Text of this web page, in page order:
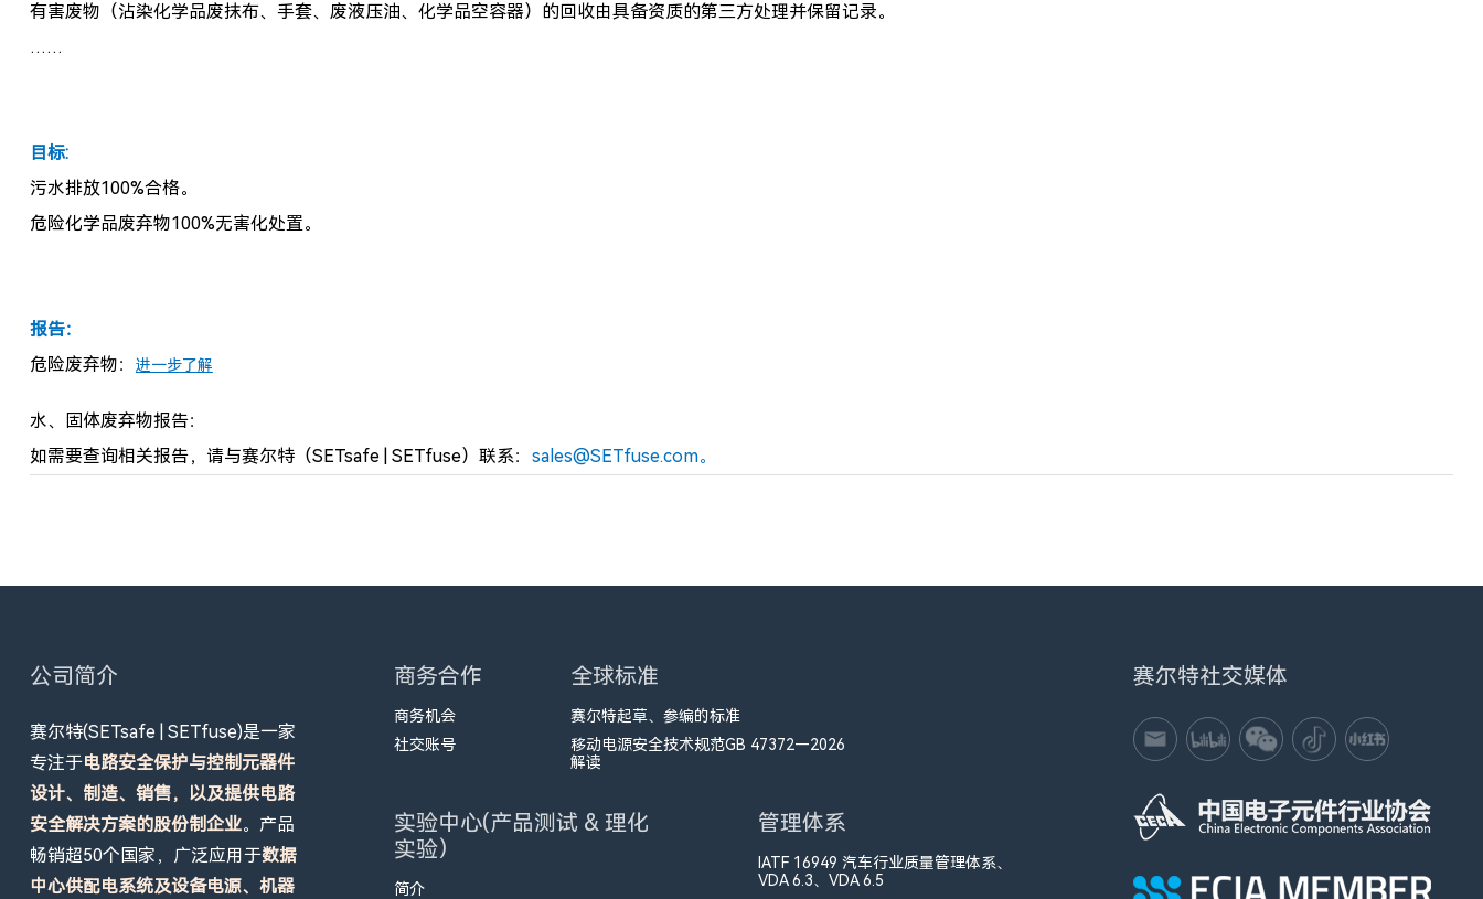
有害废物（沾染化学品废抹布、手套、废液压油、化学品空容器）的回收由具备资质的第三方处理并保留记录。
……
目标:
污水排放100%合格。
危险化学品废弃物100%无害化处置。
报告：
危险废弃物：
进一步了解
水、固体废弃物报告：
如需要查询相关报告， 请与赛尔特（SETsafe | SETfuse）联系： sales@SETfuse.com。
公司简介
赛尔特(SETsafe | SETfuse)是一家
专注于电路安全保护与控制元器件
设计、制造、销售，以及提供电路
安全解决方案的股份制企业。产品
畅销超50个国家，广泛应用于数据
中心供配电系统及设备电源、机器
商务合作
商务机会
社交账号
全球标准
赛尔特起草、参编的标准
移动电源安全技术规范GB 47372—2026
解读
实验中心(产品测试 & 理化
实验）
简介
管理体系
IATF 16949 汽车行业质量管理体系、
VDA 6.3、VDA 6.5
赛尔特社交媒体